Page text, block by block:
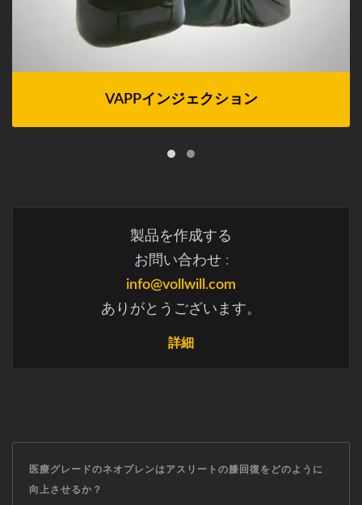
VAPPインジェクション
製品を作成する
お問い合わせ :
info@vollwill.com
ありがとうございます。
詳細
医療グレードのネオプレンはアスリートの膝回復をどのように
向上させるか？